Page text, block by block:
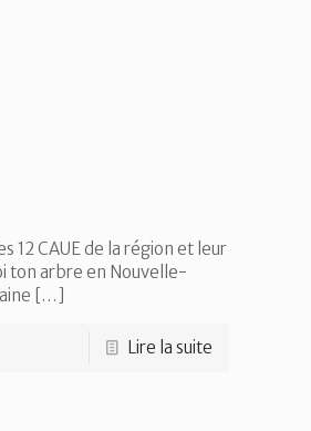
12 CAUE de la région et leur
ton arbre en Nouvelle-
[…]
Lire la suite